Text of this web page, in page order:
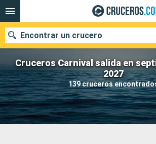
Cruceros Carnival salida en
2027
139 cruceros
Encontrar un crucero
Nuestros destinos
Fecha de salida